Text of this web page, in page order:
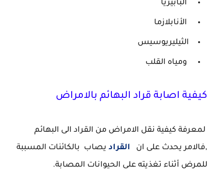
البابيزيا
الأنابلازما
الثيليريوسيس
ومياه القلب
كيفية اصابة قراد البهائم بالامراض
لمعرفة كيفية نقل الامراض من القراد الى البهائم
,فالامر يحدث على ان
القراد يصاب بالكائنات المسببة
للمرض أثناء تغذيته على الحيوانات المصابة.